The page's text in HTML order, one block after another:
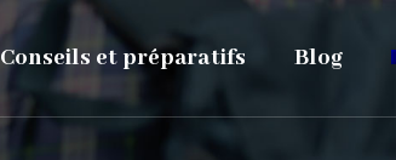
Conseils et préparatifs Blog